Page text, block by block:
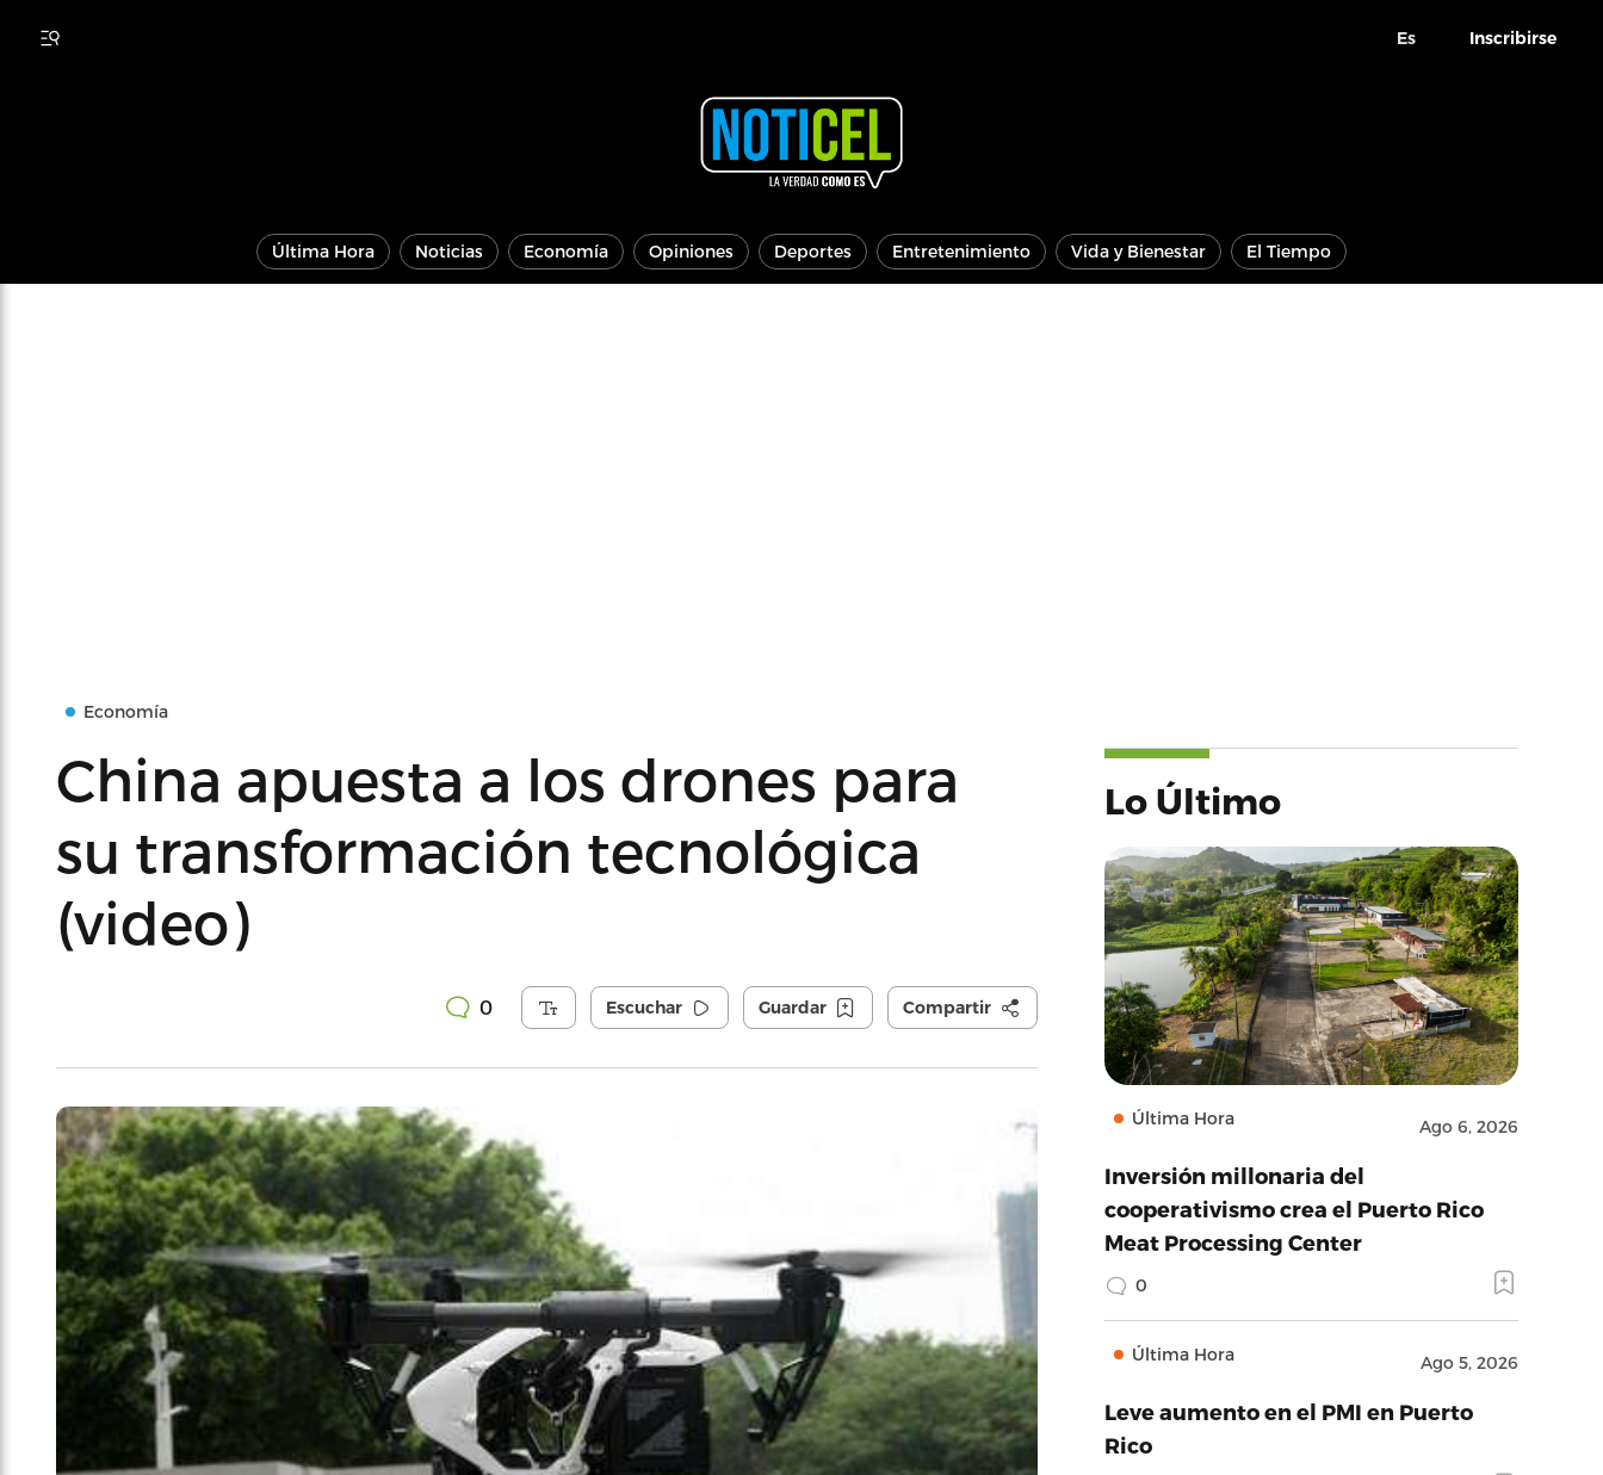
Es Inscribirse
Última Hora Noticias Economía Opiniones Deportes Entretenimiento Vida y Bienestar El Tiempo
Economía
China apuesta a los drones para
su transformación tecnológica
(video)
0 Escuchar Guardar Compartir
Lo Último
Última Hora Ago 6, 2026
Inversión millonaria del
cooperativismo crea el Puerto Rico
Meat Processing Center
0
Última Hora Ago 5, 2026
Leve aumento en el PMI en Puerto
Rico